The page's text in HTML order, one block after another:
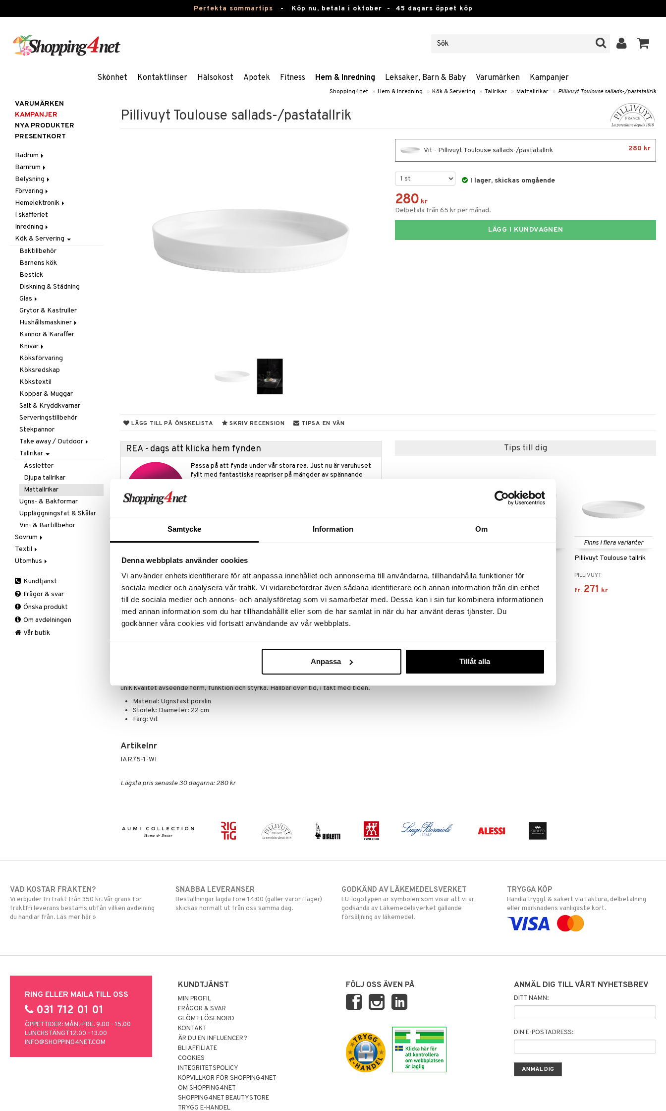
Samtycke Information Om
Denna webbplats använder cookies
Vi använder enhetsidentifierare för att anpassa innehållet och annonserna till användarna, tillhandahålla funktioner för
sociala medier och analysera vår trafik. Vi vidarebefordrar även sådana identifierare och annan information från din enhet
till de sociala medier och annons- och analysföretag som vi samarbetar med. Dessa kan i sin tur kombinera informationen
med annan information som du har tillhandahållit eller som de har samlat in när du har använt deras tjänster. Du
godkänner våra cookies vid fortsatt användande av vår webbplats.
Anpassa Tillåt alla
Perfekta sommartips - Köp nu, betala i oktober - 45 dagars öppet köp
Skönhet Kontaktlinser Hälsokost Apotek Fitness Hem & Inredning Leksaker, Barn & Baby Varumärken Kampanjer
Shopping4net » Hem & Inredning » Kök & Servering » Tallrikar » Mattallrikar » Pillivuyt Toulouse sallads-/pastatallrik
Pillivuyt Toulouse sallads-/pastatallrik
Vit - Pillivuyt Toulouse sallads-/pastatallrik 280 kr
I lager, skickas omgående
280 kr
Delbetala från 65 kr per månad.
LÄGG I KUNDVAGNEN
LÄGG TILL PÅ ÖNSKELISTA SKRIV RECENSION TIPSA EN VÄN
REA - dags att klicka hem fynden
Passa på att fynda under vår stora rea. Just nu är varuhuset
fyllt med fantastiska reapriser på mängder av spännande
TILL REAN »
Den populära serien Toulouse från Pillivuyt med den vackra plissering i botten skapar
en dukning utöver den vanliga. Om du vill servera en enkel lunch, din favoritpasta eller
en smakrik varmrätt är Toulouse det perfekta valet! En snygg dukning kännetecknas
av såväl fantastisk stil som personlighet – två egenskaper som Pillivuyts Toulouse-
porslin har i överflöd. Toulouse blev först känt för sina eleganta fat med handtag, som
utformades av de berömda franska designerna från Sismo Studio. Därefter har serien
utökats med flera fat och skålar.
kan därför använda porslinet i ugn eller mikrovågsugn, på spisen och till och med på
grillen när du exempelvis vill laga något läckert tillbehör till en stek. Har du en
färdiglagad rätt i frysen kan du ställa in fatet direkt i ugnen, eftersom Toulouse tål
unik kvalitet avseende form, funktion och styrka. Hållbar över tid, i takt med tiden.
Material: Ugnsfast porslin
Storlek: Diameter: 22 cm
Färg: Vit
Artikelnr
IAR75-1-WI
Lägsta pris senaste 30 dagarna: 280 kr
Tips till dig
PILLIVUYT
399 kr
PILLIVUYT
169 kr
Finns i flera varianter
Pillivuyt Toulouse tallrik
PILLIVUYT
fr. 271 kr
VARUMÄRKEN
KAMPANJER
NYA PRODUKTER
PRESENTKORT
Badrum
Badrumsinredning
Badrumstextilier
Badrumstillbehör
Barnrum
Barnlampor
Barnmöbler
Barnrumsdekoration
Barnrumsförvaring
Barnrumstextilier
Belysning
Belysningstillbehör
Lampor
Bordslampor
Taklampor
LED-ljus
Ljuslyktor & Ljusstakar
Utomhusbelysning
Förvaring
Hängare & krokar
Hyllor
Småförvaring
Småförvaring & Korgar
Väskor
Hemelektronik
Ljud
I skafferiet
Inredning
Dekoration
Böcker
Figurer & Skulpturer
Klockor
Krukor
Metal Art
Väggdekorationer
Vaser
Doftljus & Doftspridare
Förvaring & Hyllor
Hängare & Krokar
Hyllor
Småförvaring & Korgar
Juldekoration
Ljuslyktor & Ljusstakar
Småmöbler
Kök & Servering
Baktillbehör
Barnens kök
Bestick
Diskning & Städning
Glas
Champagneglas
Dricksglas
Drink- & Cocktailglas
Ölglas
Snaps- & Avecglas
Vinglas
Whiskey- & Cognacglas
Grytor & Kastruller
Hushållsmaskiner
Brödrostar
Kaffe, Te & Espresso
Mixer & Elvispar
Övriga maskiner
Vattenkokare
Kannor & Karaffer
Knivar
Brödknivar
Knivset
Knivslipar och Brynen
Knivtillbehör
Kockknivar
Skal- & Grönsaksknivar
Skärbrädor
Specialknivar
Köksförvaring
Köksredskap
Kökstextil
Koppar & Muggar
Salt & Kryddkvarnar
Serveringstillbehör
Stekpannor
Take away / Outdoor
Flaskor
Matlådor
Termoskannor
Termosmuggar
Tallrikar
Assietter
Djupa tallrikar
Mattallrikar
Ugns- & Bakformar
Uppläggningsfat & Skålar
Vin- & Bartillbehör
Sovrum
Filtar & Plädar
Prydnadskuddar
Bäddset
Kuddar & Täcken
Lakan & Örngott
Tillbehör
Textil
Badrumstextilier
Filtar & Plädar
Kökstextilier
Mattor
Övrigt
Prydnadskuddar
Utomhus
Friluftsliv
Grill & Grilltillbehör
Krukor
Mygg- & insektsskydd
Picknick
Kundtjänst
Frågor & svar
Önska produkt
Om avdelningen
Vår butik
VAD KOSTAR FRAKTEN?
Vi erbjuder fri frakt från 350 kr. Vår gräns för
fraktfri leverans bestäms utifån vilken avdelning
du handlar från. Läs mer här »
SNABBA LEVERANSER
Beställningar lagda före 14:00 (gäller varor i lager)
skickas normalt ut från oss samma dag.
GODKÄND AV LÄKEMEDELSVERKET
EU-logotypen är symbolen som visar att vi är
godkända av Läkemedelsverket gällande
försäljning av läkemedel.
TRYGGA KÖP
Handla tryggt & säkert via faktura, delbetalning
eller marknadens vanligaste kort.
RING ELLER MAILA TILL OSS
031 712 01 01
ÖPPETTIDER: MÅN.-FRE. 9.00 - 15.00
LUNCHSTÄNGT 12.00 - 13.00
INFO@SHOPPING4NET.COM
KUNDTJÄNST
MIN PROFIL
FRÅGOR & SVAR
GLÖMT LÖSENORD
KONTAKT
ÄR DU EN INFLUENCER?
BLI AFFILIATE
COOKIES
INTEGRITETSPOLICY
KÖPVILLKOR FÖR SHOPPING4NET
OM SHOPPING4NET
SHOPPING4NET BEAUTYSTORE
TRYGG E-HANDEL
FÖLJ OSS ÄVEN PÅ ANMÄL DIG TILL VÅRT NYHETSBREV
DITT NAMN:
DIN E-POSTADRESS: